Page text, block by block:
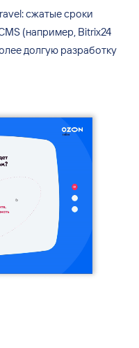
сжатые сроки
(например, Bitrix24
долгую разработку